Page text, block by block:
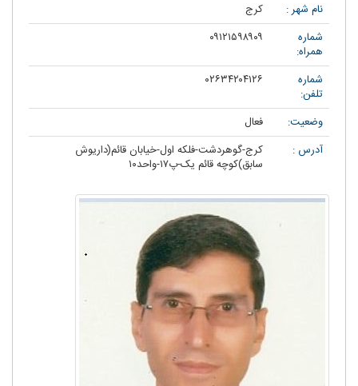
نام شهر :
کرج
شماره
همراه:
۰۹۱۲۱۵۹۸۹۰۹
شماره
تلفن:
۰۲۶۳۴۲۰۴۱۲۶
وضعیت:
فعال
آدرس :
کرج-گوهردشت-فلکه اول-خیابان قائم(داریوش
سابق)کوچه قائم یک-پ۱۷-واحد۱۰